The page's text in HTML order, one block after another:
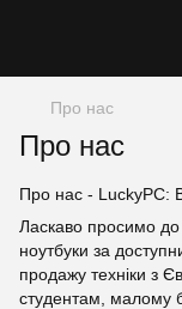
Про нас
Про нас
Про нас - LuckyPC:
Ласкаво просимо
ноутбуки за
продажу техніки з
студентам, малому